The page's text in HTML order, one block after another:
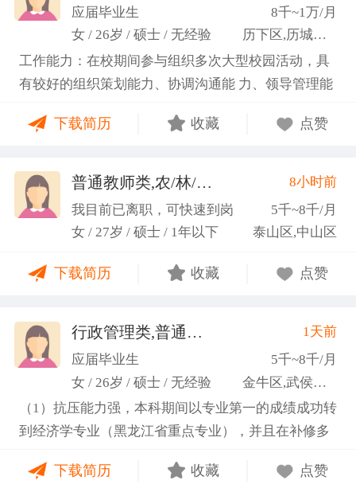
应届毕业生
8千~1万/月
女 / 26岁 / 硕士 / 无经验
历下区,历城区,市中区
工作能力：在校期间参与组织多次大型校园活动，具
有较好的组织策划能力、协调沟通能 力、领导管理能
务； 学习能力：有清晰的自我定位，能够很好地吸纳
做事认真细心，具有较强的执行力、高度敬业精神、
良好的职业操 守和团队协作精神。
下载简历 收藏 点赞
普通教师类,农/林/牧/渔业 (张卓璐)8小时前
我目前已离职，可快速到岗
5千~8千/月
女 / 27岁 / 硕士 / 1年以下
泰山区,中山区
下载简历 收藏 点赞
行政管理类,普通教师类
1天前
应届毕业生
5千~8千/月
女 / 26岁 / 硕士 / 无经验
金牛区,武侯区,青羊区
（1）抗压能力强，本科期间以专业第一的成绩成功转
到经济学专业（黑龙江省重点专业），并且在补修多
学；研一刚入学就跟随导师参加多个项目书撰写，其
下载简历 收藏 点赞